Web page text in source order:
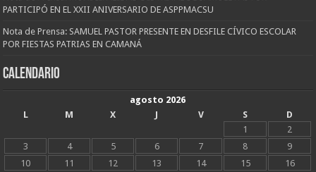
PARTICIPÓ EN EL XXII ANIVERSARIO DE ASPPMACSU
Nota de Prensa: SAMUEL PASTOR PRESENTE EN DESFILE CÍVICO ESCOLAR
POR FIESTAS PATRIAS EN CAMANÁ
CALENDARIO
agosto 2026
L
M X J V S
D
1
2
3
4 5 6 7 8
9
10
11 12 13 14 15 16